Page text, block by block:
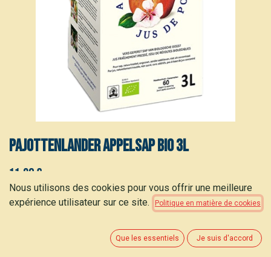
Pajottenlander Appelsap bio 3L
11,20€
AJOUTER AU PANIER
Nous utilisons des cookies pour vous offrir une meilleure
expérience utilisateur sur ce site.
Politique en matière de cookies
Que les essentiels Je suis d'accord